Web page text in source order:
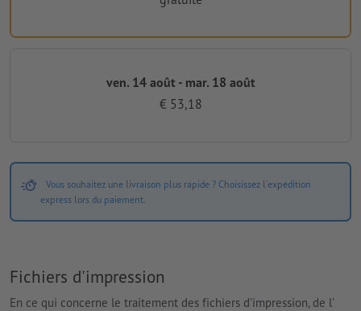
ven. 14 août - mar. 18 août
€ 53,18
Vous souhaitez une livraison plus rapide ? Choisissez l'expédition
express lors du paiement.
Fichiers d'impression
En ce qui concerne le traitement des fichiers d'impression, de l'